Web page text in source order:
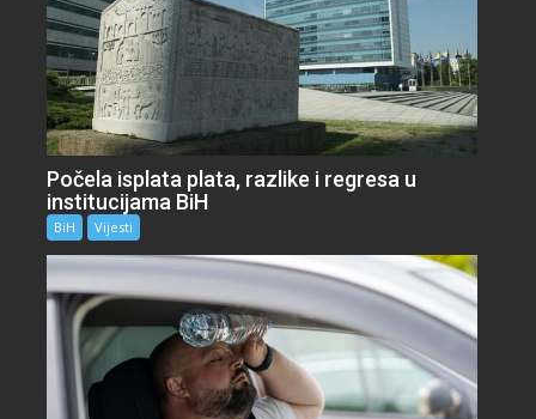
Počela isplata plata, razlike i regresa u
institucijama BiH
BiH Vijesti